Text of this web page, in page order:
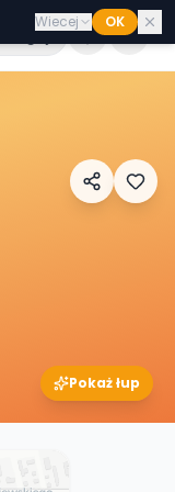
Zaloguj
Pokaż łup
Wiecej OK